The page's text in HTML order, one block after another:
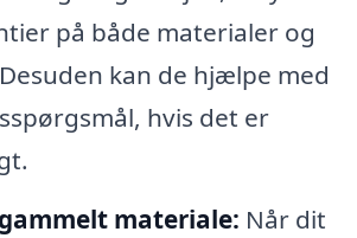
på både materialer og
kan de hjælpe med
hvis det er
materiale: Når dit